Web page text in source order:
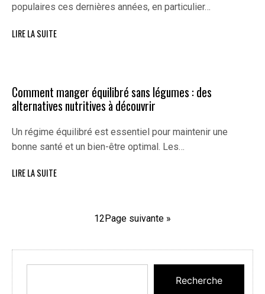
populaires ces dernières années, en particulier…
LIRE LA SUITE
Comment manger équilibré sans légumes : des
alternatives nutritives à découvrir
Un régime équilibré est essentiel pour maintenir une
bonne santé et un bien-être optimal. Les…
LIRE LA SUITE
12Page suivante »
Recherche